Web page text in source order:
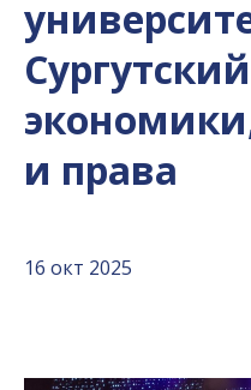
и права
16 окт 2025